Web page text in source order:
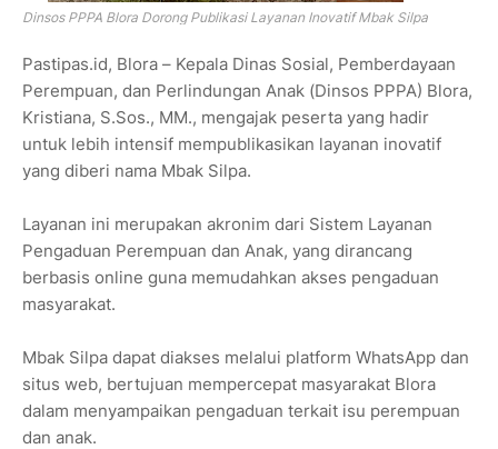
Dinsos PPPA Blora Dorong Publikasi Layanan Inovatif Mbak Silpa
Pastipas.id, Blora – Kepala Dinas Sosial, Pemberdayaan
Perempuan, dan Perlindungan Anak (Dinsos PPPA) Blora,
Kristiana, S.Sos., MM., mengajak peserta yang hadir
untuk lebih intensif mempublikasikan layanan inovatif
yang diberi nama Mbak Silpa.
Layanan ini merupakan akronim dari Sistem Layanan
Pengaduan Perempuan dan Anak, yang dirancang
berbasis online guna memudahkan akses pengaduan
masyarakat.
Mbak Silpa dapat diakses melalui platform WhatsApp dan
situs web, bertujuan mempercepat masyarakat Blora
dalam menyampaikan pengaduan terkait isu perempuan
dan anak.